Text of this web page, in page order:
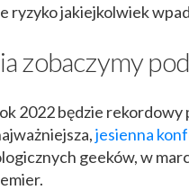
ryzyko jakiejkolwiek
zobaczymy
2022 będzie
jesienna
geeków, w